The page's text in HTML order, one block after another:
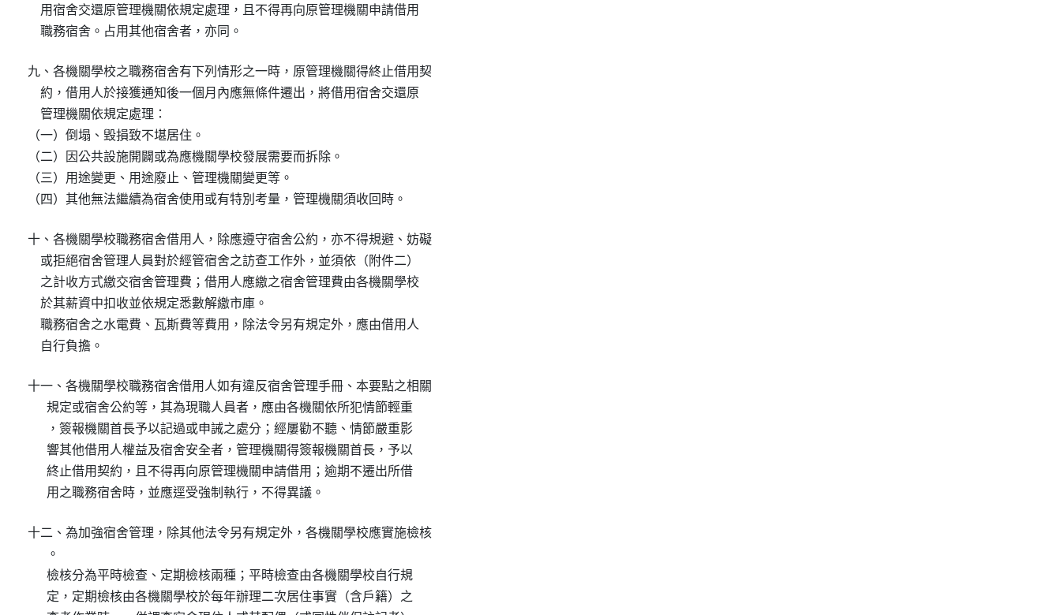
    用宿舍交還原管理機關依規定處理，且不得再向原管理機關申請借用
    職務宿舍。占用其他宿舍者，亦同。
九、各機關學校之職務宿舍有下列情形之一時，原管理機關得終止借用契
    約，借用人於接獲通知後一個月內應無條件遷出，將借用宿舍交還原
    管理機關依規定處理：
（一）倒塌、毀損致不堪居住。
（二）因公共設施開闢或為應機關學校發展需要而拆除。
（三）用途變更、用途廢止、管理機關變更等。
（四）其他無法繼續為宿舍使用或有特別考量，管理機關須收回時。
十、各機關學校職務宿舍借用人，除應遵守宿舍公約，亦不得規避、妨礙
    或拒絕宿舍管理人員對於經管宿舍之訪查工作外，並須依（附件二）
    之計收方式繳交宿舍管理費；借用人應繳之宿舍管理費由各機關學校
    於其薪資中扣收並依規定悉數解繳市庫。
    職務宿舍之水電費、瓦斯費等費用，除法令另有規定外，應由借用人
    自行負擔。
十一、各機關學校職務宿舍借用人如有違反宿舍管理手冊、本要點之相關
      規定或宿舍公約等，其為現職人員者，應由各機關依所犯情節輕重
      ，簽報機關首長予以記過或申誡之處分；經屢勸不聽、情節嚴重影
      響其他借用人權益及宿舍安全者，管理機關得簽報機關首長，予以
      終止借用契約，且不得再向原管理機關申請借用；逾期不遷出所借
      用之職務宿舍時，並應逕受強制執行，不得異議。
十二、為加強宿舍管理，除其他法令另有規定外，各機關學校應實施檢核
      。
      檢核分為平時檢查、定期檢核兩種；平時檢查由各機關學校自行規
      定，定期檢核由各機關學校於每年辦理二次居住事實（含戶籍）之